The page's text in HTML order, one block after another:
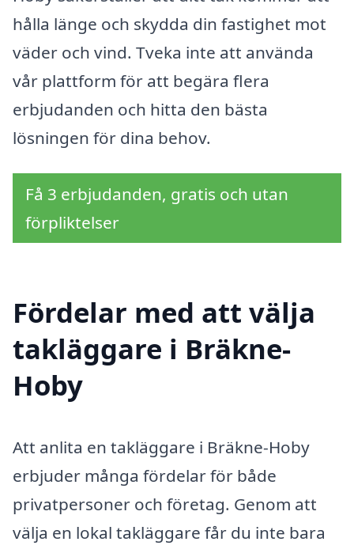
hålla länge och skydda din fastighet mot
väder och vind. Tveka inte att använda
vår plattform för att begära flera
erbjudanden och hitta den bästa
lösningen för dina behov.
Få 3 erbjudanden, gratis och utan
förpliktelser
Fördelar med att välja
takläggare i Bräkne-
Hoby
Att anlita en takläggare i Bräkne-Hoby
erbjuder många fördelar för både
privatpersoner och företag. Genom att
välja en lokal takläggare får du inte bara